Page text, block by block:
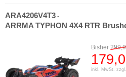
ARA4206V4T3 -
ARRMA TYPHON 4X4 RTR
Bisher
inkl. MwSt. zzgl.